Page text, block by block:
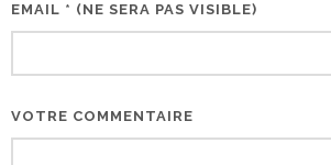
EMAIL * (NE SERA PAS VISIBLE)
VOTRE COMMENTAIRE